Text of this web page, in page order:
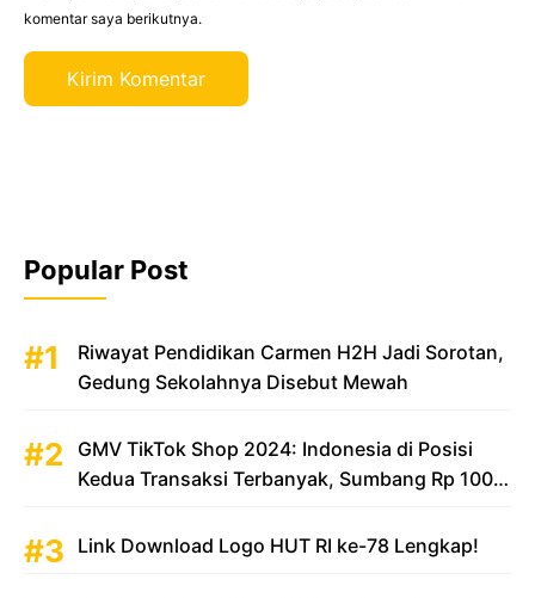
komentar saya berikutnya.
Popular Post
Riwayat Pendidikan Carmen H2H Jadi Sorotan,
Gedung Sekolahnya Disebut Mewah
GMV TikTok Shop 2024: Indonesia di Posisi
Kedua Transaksi Terbanyak, Sumbang Rp 100
Link Download Logo HUT RI ke-78 Lengkap!